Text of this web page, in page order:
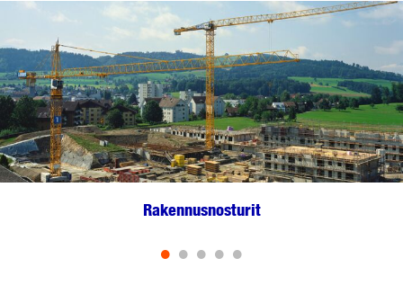
Rakennusnosturit
• • • • •